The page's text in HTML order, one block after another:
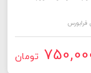
تومان